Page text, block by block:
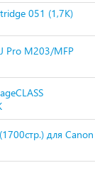
051 (1,7K)
Pro M203/MFP
для Canon